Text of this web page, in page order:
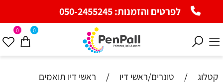
לפרטים והזמנות:050-2455245
0 0
קטלוג / טונרים/ראשי דיו / ראשי דיו תואמים